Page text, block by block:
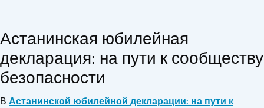
Астанинская юбилейная
декларация: на пути к сообществу
безопасности
В Астанинской юбилейной декларации: на пути к